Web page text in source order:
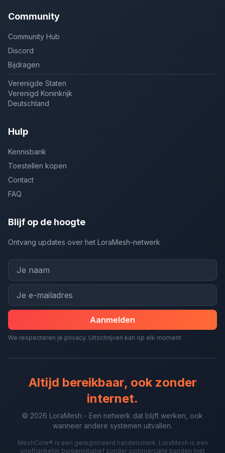
Community
Community Hub
Discord
Bijdragen
Verenigde Staten
Verenigd Koninkrijk
Deutschland
Hulp
Kennisbank
Toestellen kopen
Contact
FAQ
Blijf op de hoogte
Ontvang updates over het LoraMesh-netwerk
Aanmelden
We respecteren je privacy. Uitschrijven kan op elk moment.
Altijd bereikbaar, ook zonder
internet.
© 2026 LoraMesh - Een netwerk dat blijft werken, ook
wanneer andere systemen uitvallen.
MeshCore® is een geregistreerd handelsmerk. LoraMesh is een
onafhankelijk burgerinitiatief zonder commerciële banden met